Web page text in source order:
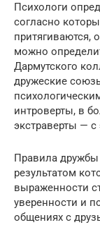
Психологи
согласно
притягиваются,
можно
Дармутского
дружеские
интроверты, в
экстраверты — с
Правила
результатом
выраженности
уверенности и
общениях с